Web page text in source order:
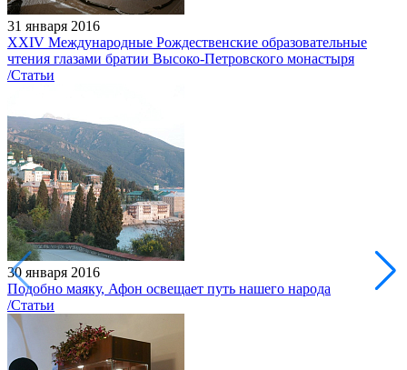
31 января 2016
XXIV Международные Рождественские образовательные
чтения глазами братии Высоко-Петровского монастыря
/Статьи
30 января 2016
Подобно маяку, Афон освещает путь нашего народа
/Статьи